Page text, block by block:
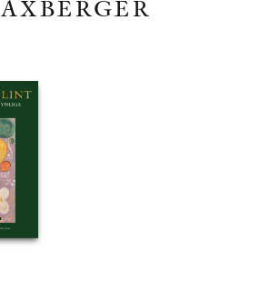
AXBERGER